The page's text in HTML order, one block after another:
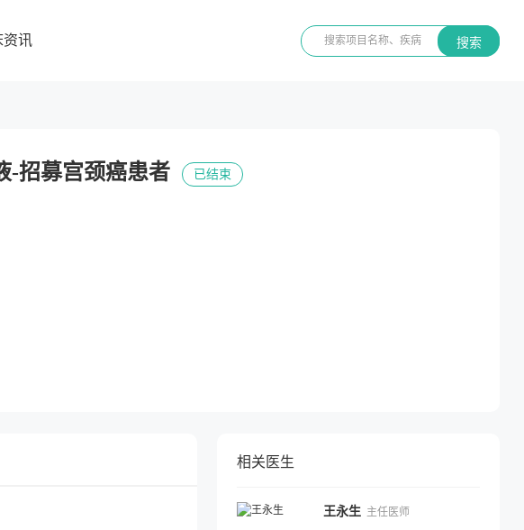
资讯 搜索
-招募宫颈癌患者 已结束
相关医生
王永生 主任医师